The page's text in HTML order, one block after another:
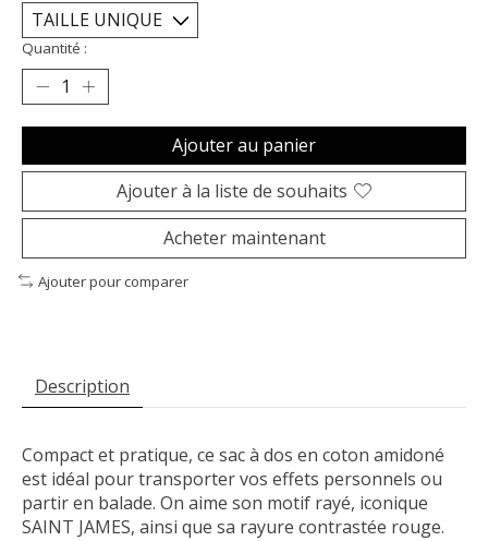
Quantité :
Ajouter au panier
Ajouter à la liste de souhaits
Acheter maintenant
Ajouter pour comparer
Description
Compact et pratique, ce sac à dos en coton amidoné
est idéal pour transporter vos effets personnels ou
partir en balade. On aime son motif rayé, iconique
SAINT JAMES, ainsi que sa rayure contrastée rouge.